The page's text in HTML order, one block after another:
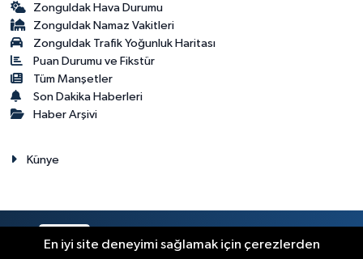
Zonguldak Hava Durumu
Zonguldak Namaz Vakitleri
Zonguldak Trafik Yoğunluk Haritası
Puan Durumu ve Fikstür
Tüm Manşetler
Son Dakika Haberleri
Haber Arşivi
Künye
RSS Copyright © 2023. Her hakkı saklıdır.
En iyi site deneyimi sağlamak için çerezlerden